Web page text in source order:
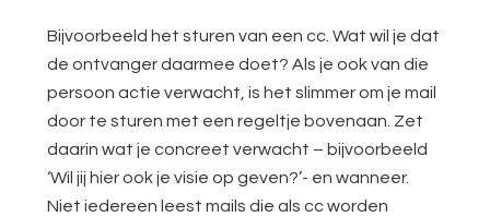
Bijvoorbeeld het sturen van een cc. Wat wil je dat
de ontvanger daarmee doet? Als je ook van die
persoon actie verwacht, is het slimmer om je mail
door te sturen met een regeltje bovenaan. Zet
daarin wat je concreet verwacht – bijvoorbeeld
‘Wil jij hier ook je visie op geven?’- en wanneer.
Niet iedereen leest mails die als cc worden